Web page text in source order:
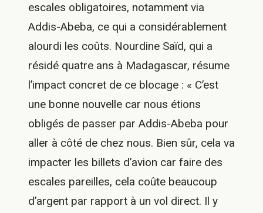
escales obligatoires, notamment via
Addis-Abeba, ce qui a considérablement
alourdi les coûts. Nourdine Saïd, qui a
résidé quatre ans à Madagascar, résume
l’impact concret de ce blocage : « C’est
une bonne nouvelle car nous étions
obligés de passer par Addis-Abeba pour
aller à côté de chez nous. Bien sûr, cela va
impacter les billets d’avion car faire des
escales pareilles, cela coûte beaucoup
d’argent par rapport à un vol direct. Il y